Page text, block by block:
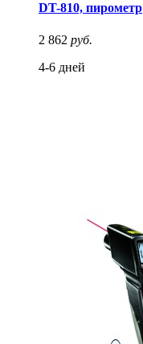
DT-810, пирометр
2 862 руб.
4-6 дней